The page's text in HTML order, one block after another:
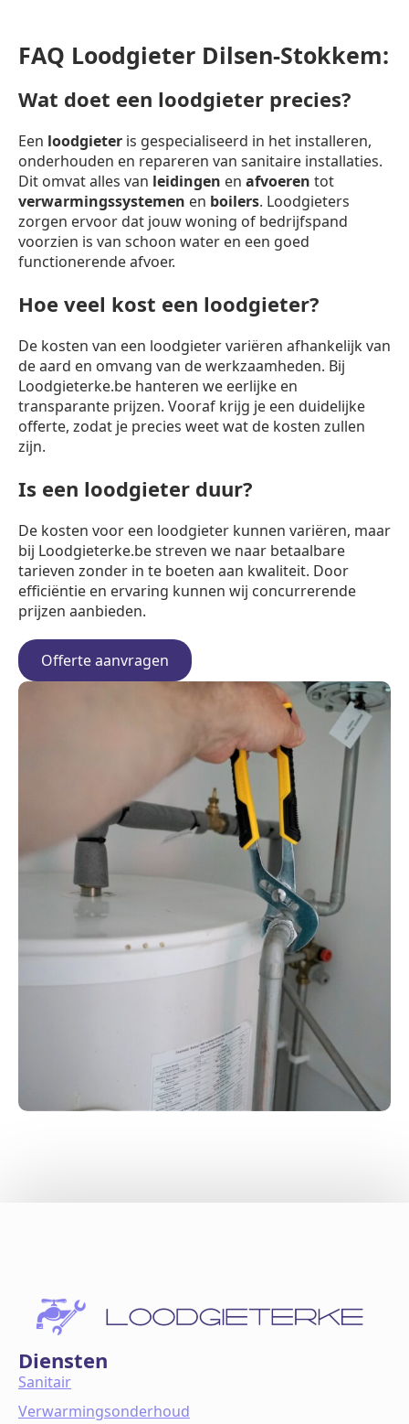
FAQ Loodgieter Dilsen-Stokkem:
Wat doet een loodgieter precies?
Een loodgieter is gespecialiseerd in het installeren,
onderhouden en repareren van sanitaire installaties.
Dit omvat alles van leidingen en afvoeren tot
verwarmingssystemen en boilers. Loodgieters
zorgen ervoor dat jouw woning of bedrijfspand
voorzien is van schoon water en een goed
functionerende afvoer.
Hoe veel kost een loodgieter?
De kosten van een loodgieter variëren afhankelijk van
de aard en omvang van de werkzaamheden. Bij
Loodgieterke.be hanteren we eerlijke en
transparante prijzen. Vooraf krijg je een duidelijke
offerte, zodat je precies weet wat de kosten zullen
zijn.
Is een loodgieter duur?
De kosten voor een loodgieter kunnen variëren, maar
bij Loodgieterke.be streven we naar betaalbare
tarieven zonder in te boeten aan kwaliteit. Door
efficiëntie en ervaring kunnen wij concurrerende
prijzen aanbieden.
Offerte aanvragen
Diensten
Sanitair
Verwarmingsonderhoud